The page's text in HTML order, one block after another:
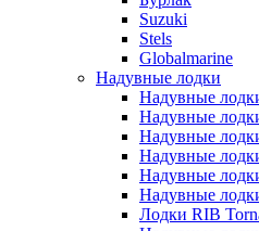
Suzuki
Stels
Globalmarine
Надувные лодки
Надувные
Надувные
Надувные
Надувные
Надувные
Надувные
Лодки RIB